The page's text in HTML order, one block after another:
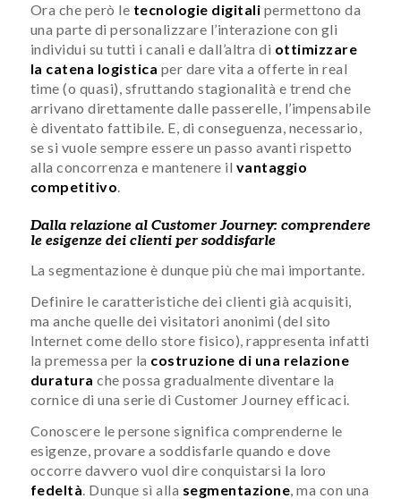
Ora che però le tecnologie digitali permettono da
una parte di personalizzare l’interazione con gli
individui su tutti i canali e dall’altra di ottimizzare
la catena logistica per dare vita a offerte in real
time (o quasi), sfruttando stagionalità e trend che
arrivano direttamente dalle passerelle, l’impensabile
è diventato fattibile. E, di conseguenza, necessario,
se si vuole sempre essere un passo avanti rispetto
alla concorrenza e mantenere il vantaggio
competitivo.
Dalla relazione al Customer Journey: comprendere
le esigenze dei clienti per soddisfarle
La segmentazione è dunque più che mai importante.
Definire le caratteristiche dei clienti già acquisiti,
ma anche quelle dei visitatori anonimi (del sito
Internet come dello store fisico), rappresenta infatti
la premessa per la costruzione di una relazione
duratura che possa gradualmente diventare la
cornice di una serie di Customer Journey efficaci.
Conoscere le persone significa comprenderne le
esigenze, provare a soddisfarle quando e dove
occorre davvero vuol dire conquistarsi la loro
fedeltà. Dunque sì alla segmentazione, ma con una